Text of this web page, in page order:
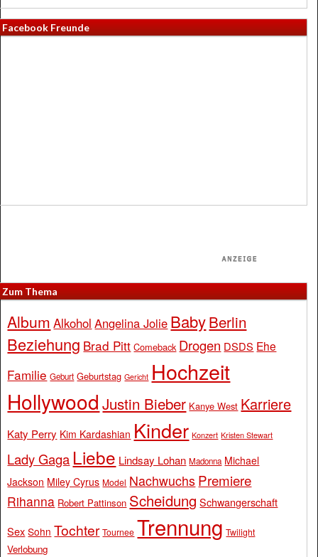
Facebook Freunde
Zum Thema
Album Alkohol Angelina Jolie BabyBerlin
Beziehung Brad Pitt Comeback Drogen DSDS Ehe
Familie Geburt Geburtstag Gericht Hochzeit
Hollywood Justin Bieber Kanye West Karriere
Katy Perry Kim Kardashian Kinder Konzert Kristen Stewart
Lady Gaga Liebe Lindsay Lohan Madonna Michael
Jackson Miley Cyrus Model Nachwuchs Premiere
Rihanna Robert Pattinson Scheidung Schwangerschaft
Sex Sohn Tochter Tournee Trennung Twilight
Verlobung